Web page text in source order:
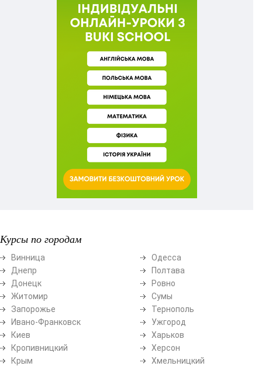
Курсы по городам
Винница
Днепр
Донецк
Житомир
Запорожье
Ивано-Франковск
Киев
Кропивницкий
Крым
Одесса
Полтава
Ровно
Сумы
Тернополь
Ужгород
Харьков
Херсон
Хмельницкий